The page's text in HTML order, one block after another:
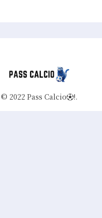
© 2022 Pass Calcio⚽️!.